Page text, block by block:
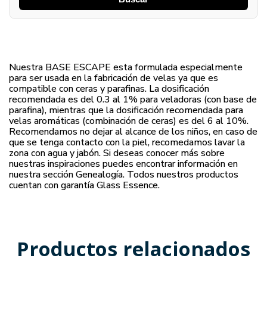
Nuestra BASE ESCAPE esta formulada especialmente
para ser usada en la fabricación de velas ya que es
compatible con ceras y parafinas. La dosificación
recomendada es del 0.3 al 1% para veladoras (con base de
parafina), mientras que la dosificación recomendada para
velas aromáticas (combinación de ceras) es del 6 al 10%.
Recomendamos no dejar al alcance de los niños, en caso de
que se tenga contacto con la piel, recomedamos lavar la
zona con agua y jabón. Si deseas conocer más sobre
nuestras inspiraciones puedes encontrar información en
nuestra sección Genealogía. Todos nuestros productos
cuentan con garantía Glass Essence.
Productos relacionados